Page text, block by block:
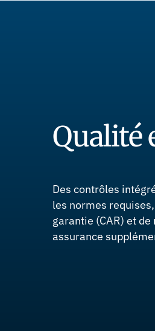
Qualité
Des contrôles
les normes
garantie (CAR) et
assurance